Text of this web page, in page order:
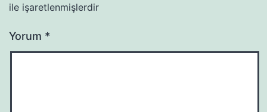
ile işaretlenmişlerdir
Yorum *